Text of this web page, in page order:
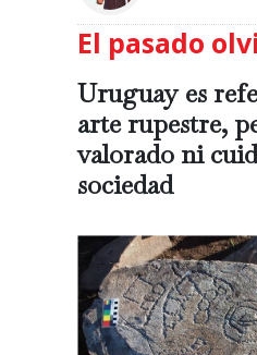
El pasado
Uruguay es
arte rupestre,
valorado ni
sociedad